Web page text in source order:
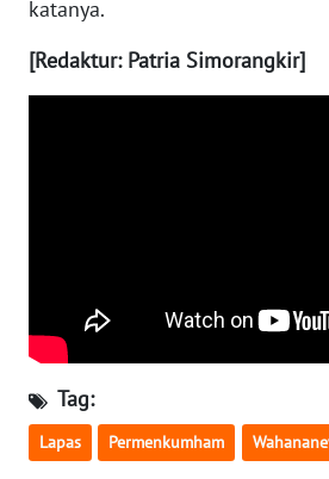
katanya.
[Redaktur: Patria Simorangkir]
Tag:
Lapas Permenkumham
SUMBAR
WN
SUMSEL
WN
JATENG
WN
NUSANTARA